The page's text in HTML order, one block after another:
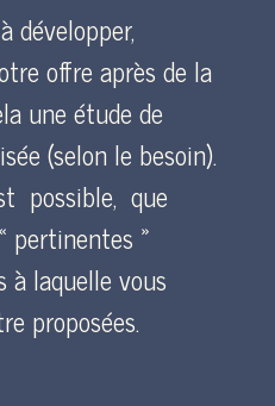
développer,
offre après de la
une étude de
(selon le besoin).
possible, que
pertinentes »
à laquelle vous
proposées.